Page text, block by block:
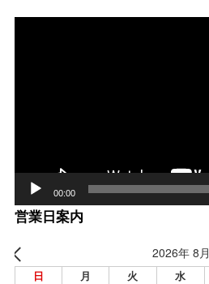
00:00
営業日案内
2026年 8月
日 月 火 水